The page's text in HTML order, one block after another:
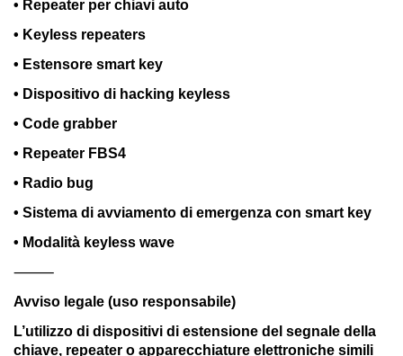
• Repeater per chiavi auto
• Keyless repeaters
• Estensore smart key
• Dispositivo di hacking keyless
• Code grabber
• Repeater FBS4
• Radio bug
• Sistema di avviamento di emergenza con smart key
• Modalità keyless wave
⸻
Avviso legale (uso responsabile)
L’utilizzo di dispositivi di estensione del segnale della
chiave, repeater o apparecchiature elettroniche simili